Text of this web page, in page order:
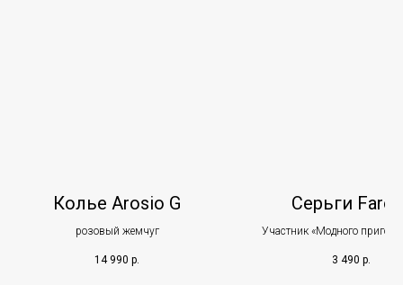
Колье Arosio G
розовый жемчуг
14 990 р.
Серьги Faro
Участник «Модного
3 490 р.